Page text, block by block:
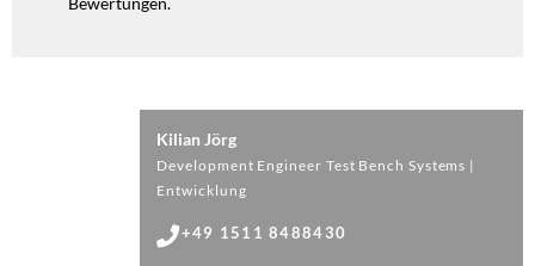
Kilian Jörg
Development Engineer Test Bench Systems​ |
Entwicklung
+49 1511 8488430